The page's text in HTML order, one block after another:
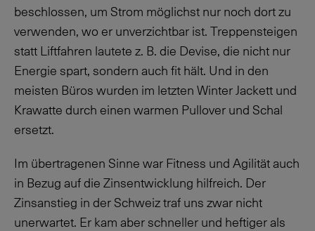
beschlossen, um Strom möglichst nur noch dort zu
verwenden, wo er unverzichtbar ist. Treppensteigen
statt Liftfahren lautete z. B. die Devise, die nicht nur
Energie spart, sondern auch fit hält. Und in den
meisten Büros wurden im letzten Winter Jackett und
Krawatte durch einen warmen Pullover und Schal
ersetzt.
Im übertragenen Sinne war Fitness und Agilität auch
in Bezug auf die Zinsentwicklung hilfreich. Der
Zinsanstieg in der Schweiz traf uns zwar nicht
unerwartet. Er kam aber schneller und heftiger als